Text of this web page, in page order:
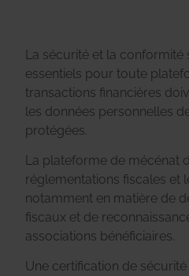
La sécurité et la
essentiels pour toute
transactions financières
les données personnelles
protégées.
La plateforme de mécénat
réglementations fiscales et
notamment en matière de
fiscaux et de
associations bénéficiaires.
Une certification de